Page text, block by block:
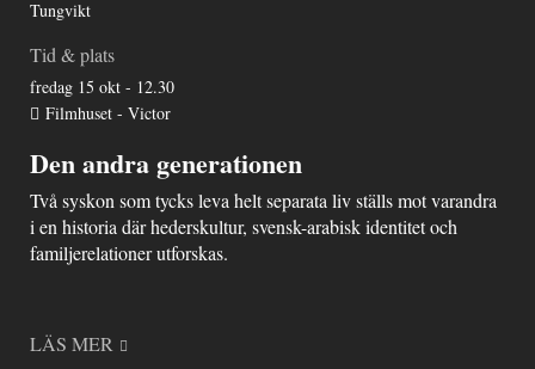
Tungvikt
Tid & plats
fredag 15 okt - 12.30
Filmhuset - Victor
Den andra generationen
Två syskon som tycks leva helt separata liv ställs mot varandra
i en historia där hederskultur, svensk-arabisk identitet och
familjerelationer utforskas.
LÄS MER